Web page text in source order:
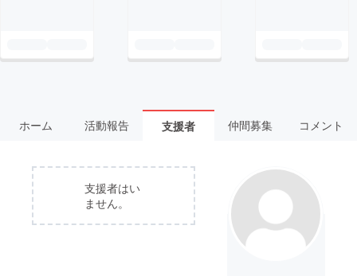
ホーム 活動報告 支援者 仲間募集 コメント
支援者はい
ません。